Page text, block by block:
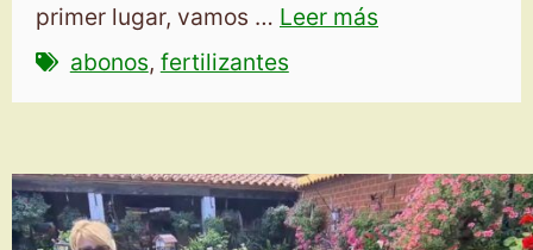
primer lugar, vamos … Leer más
abonos, fertilizantes